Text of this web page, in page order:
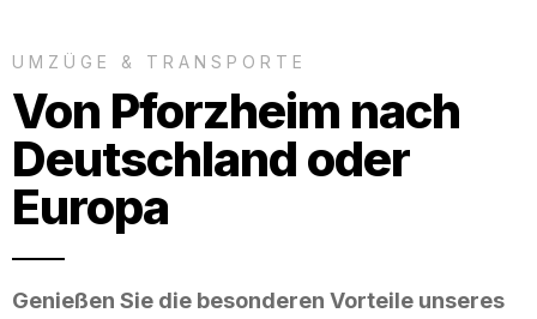
UMZÜGE & TRANSPORTE
Von Pforzheim nach
Deutschland oder
Europa
Genießen Sie die besonderen Vorteile unseres